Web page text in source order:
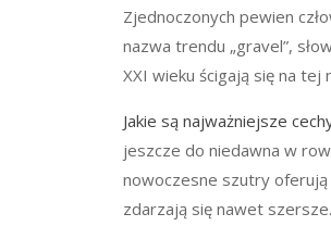
Zjednoczonych pewien
nazwa trendu „gravel”,
XXI wieku ścigają się na tej
Jakie są najważniejsze
jeszcze do niedawna w
nowoczesne szutry oferują
zdarzają się nawet